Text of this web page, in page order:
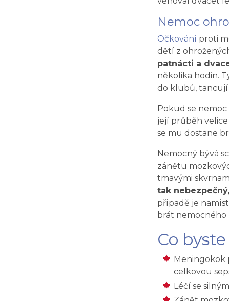
Nemoc
Očkování proti
dětí z
patnácti a
několika hodin.
do klubů, tancují
Pokud se
její průběh velice
se mu dostane
Nemocný bývá
zánětu
tmavými
tak
případě je
brát nemocného
Co
Meningokok
celkovou
Léčí se